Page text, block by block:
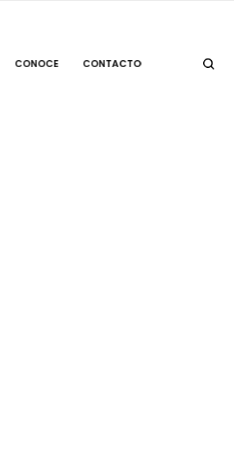
CONOCE CONTACTO